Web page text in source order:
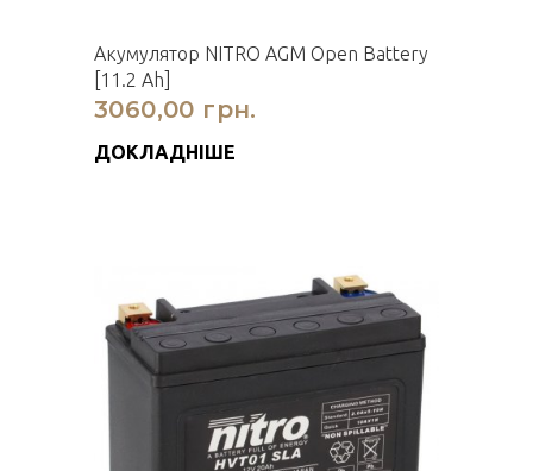
Акумулятор NITRO AGM Open Battery
[11.2 Ah]
3060,00 грн.
ДОКЛАДНІШЕ